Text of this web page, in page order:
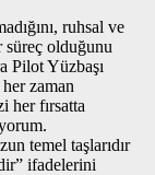
ruhsal ve
süreç olduğunu
Pilot Yüzbaşı
zaman
her fırsatta
temel taşlarıdır
ifadelerini